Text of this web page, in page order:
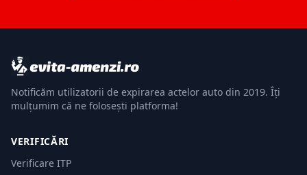
Notificăm utilizatorii de expirarea actelor auto din 2019. Îți
mulțumim că ne folosești platforma!
VERIFICĂRI
Verificare ITP